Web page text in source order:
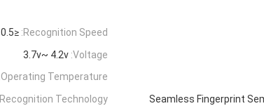
Recognition Speed:
≤0.5 Seconds
Voltage:
3.7v~ 4.2v
Operating Temperature:
Recognition Technology: